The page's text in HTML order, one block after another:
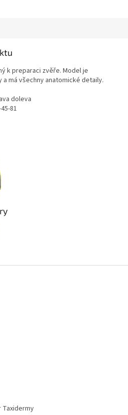
k preparaci zvěře. Model je
a má všechny anatomické detaily.
doleva
81
Taxidermy